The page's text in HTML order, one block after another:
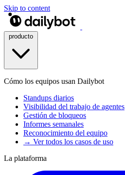
Skip to content
Cómo los equipos usan Dailybot
Standups diarios
Visibilidad del trabajo de agentes
Gestión de bloqueos
Informes semanales
Reconocimiento del equipo
→ Ver todos los casos de uso
La plataforma